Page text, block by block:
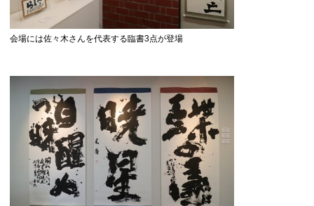
会場には佐々木さんを代表する臨書3点が登場